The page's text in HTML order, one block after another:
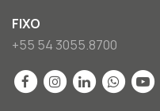
FIXO
+55 54 3055.8700